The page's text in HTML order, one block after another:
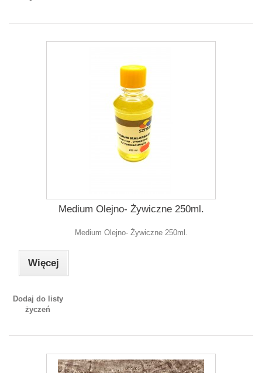
Medium Olejno- Żywiczne 250ml.
Medium Olejno- Żywiczne 250ml.
Więcej
Dodaj do listy
życzeń